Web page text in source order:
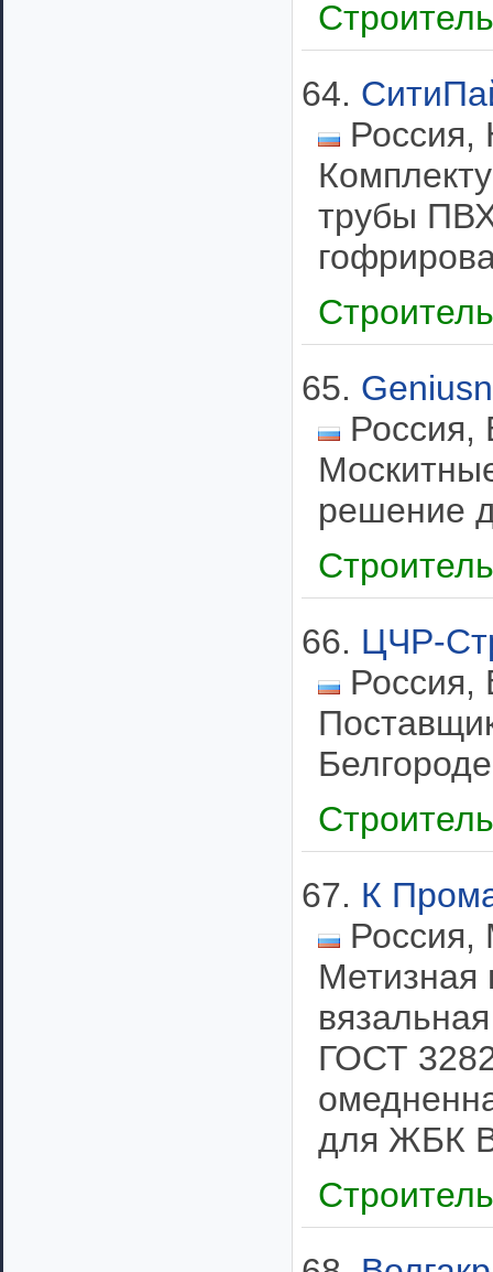
64.
Россия,
трубы
65.
решение
66. ЦЧР-
Россия,
67. К
Россия,
Метизная
ГОСТ
для ЖБК